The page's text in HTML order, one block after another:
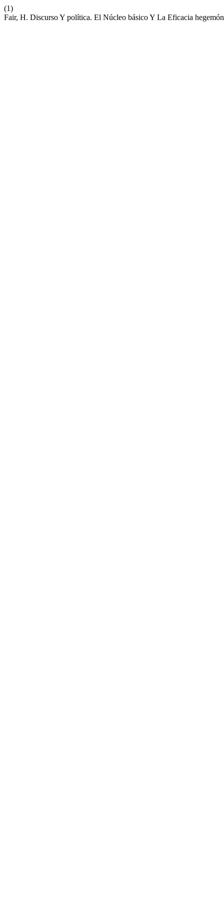
(1)
Fair, H. Discurso Y política. El Núcleo básico Y La Eficacia